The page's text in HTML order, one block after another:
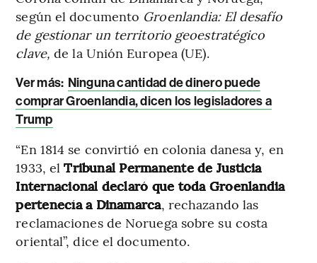
según el documento Groenlandia: El desafío
de gestionar un territorio geoestratégico
clave, de la Unión Europea (UE).
Ver más: Ninguna cantidad de dinero puede
comprar Groenlandia, dicen los legisladores a
Trump
“En 1814 se convirtió en colonia danesa y, en
1933, elTribunal Permanente de Justicia
Internacional declaró que toda Groenlandia
pertenecía a Dinamarca, rechazando las
reclamaciones de Noruega sobre su costa
oriental”, dice el documento.